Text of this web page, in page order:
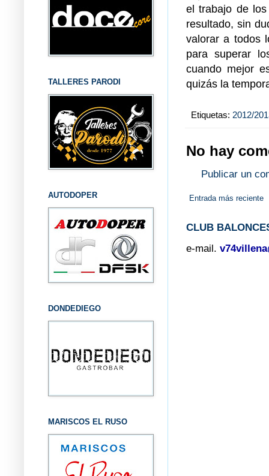
el trabajo de
resultado, sin
valorar a todos
para superar
cuando mejor
quizás la
Etiquetas: 2012/
No hay
Publicar un
Entrada más reciente
CLUB
e-mail.
TALLERES PARODI
AUTODOPER
DONDEDIEGO
MARISCOS EL RUSO